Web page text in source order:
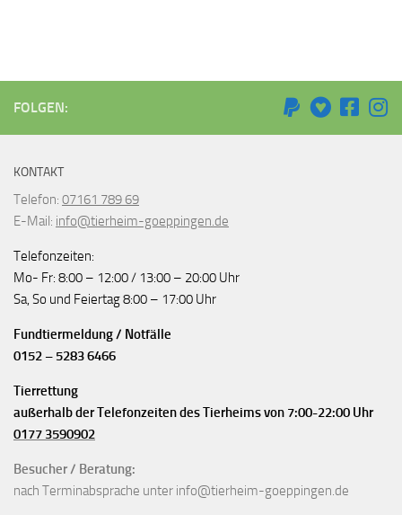
FOLGEN:
KONTAKT
Telefon: 07161 789 69
E-Mail: info@tierheim-goeppingen.de
Telefonzeiten:
Mo- Fr: 8:00 – 12:00 / 13:00 – 20:00 Uhr
Sa, So und Feiertag 8:00 – 17:00 Uhr
Fundtiermeldung / Notfälle
0152 – 5283 6466
Tierrettung
außerhalb der Telefonzeiten des Tierheims von 7:00-22:00 Uhr
0177 3590902
Besucher / Beratung:
nach Terminabsprache unter info@tierheim-goeppingen.de